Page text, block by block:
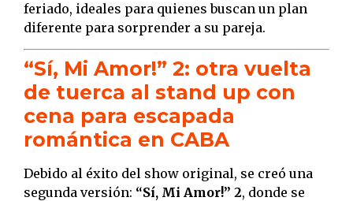
feriado, ideales para quienes buscan un plan
diferente para sorprender a su pareja.
“Sí, Mi Amor!” 2: otra vuelta
de tuerca al stand up con
cena para escapada
romántica en CABA
Debido al éxito del show original, se creó una
segunda versión: “Sí, Mi Amor!” 2, donde se